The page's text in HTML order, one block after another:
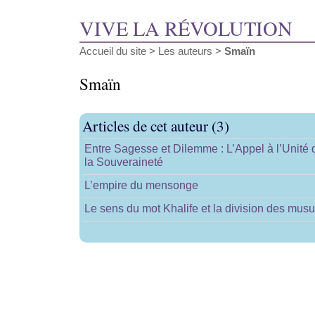
VIVE LA RÉVOLUTION
Accueil du site > Les auteurs > Smaïn
Smaïn
Articles de cet auteur (3)
Entre Sagesse et Dilemme : L’Appel à
la Souveraineté
L’empire du mensonge
Le sens du mot Khalife et la division des